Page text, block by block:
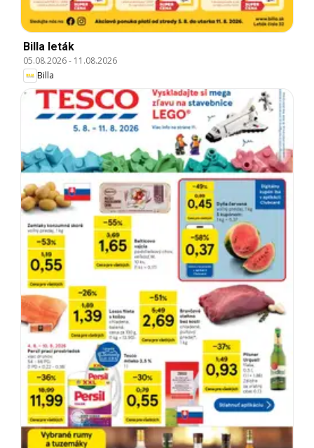
Billa leták
05.08.2026- 11.08.2026
Billa